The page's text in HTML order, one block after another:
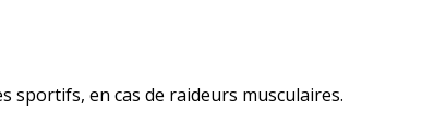
sportifs, en cas de raideurs musculaires.